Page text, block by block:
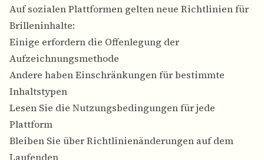
Auf sozialen Plattformen gelten neue Richtlinien für
Brilleninhalte:
Einige erfordern die Offenlegung der
Aufzeichnungsmethode
Andere haben Einschränkungen für bestimmte
Inhaltstypen
Lesen Sie die Nutzungsbedingungen für jede
Plattform
Bleiben Sie über Richtlinienänderungen auf dem
Laufenden